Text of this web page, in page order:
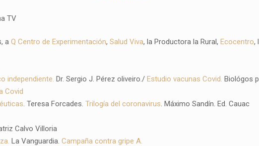
TV
aQ Centro de Experimentación,Salud Viva, la Productora la Rural,Ecocentro,
independiente. Dr. Sergio J. Pérez oliveiro./ Estudio vacunas Covid. Biológos
Covid
. Teresa Forcades.Trilogía del coronavirus. Máximo Sandín. Ed. Cauac
Calvo Villoria
La Vanguardia.Campaña contra gripe A.